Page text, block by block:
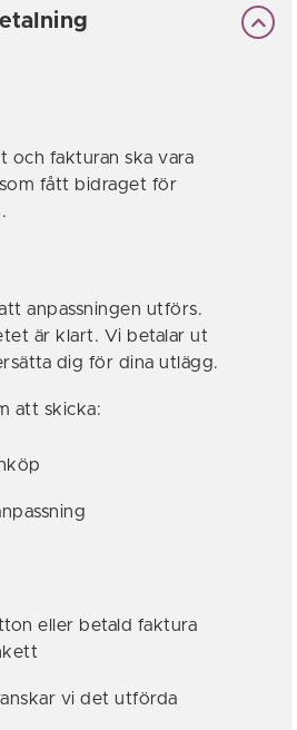
och fakturan ska vara
fått bidraget för
anpassningen utförs.
är klart. Vi betalar ut
dig för dina utlägg.
att skicka:
eller betald faktura
vi det utförda